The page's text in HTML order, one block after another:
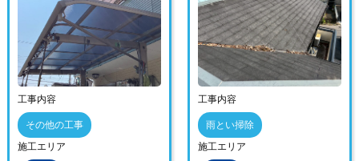
工事内容
その他の工事
施工エリア
工事内容
雨とい掃除
施工エリア